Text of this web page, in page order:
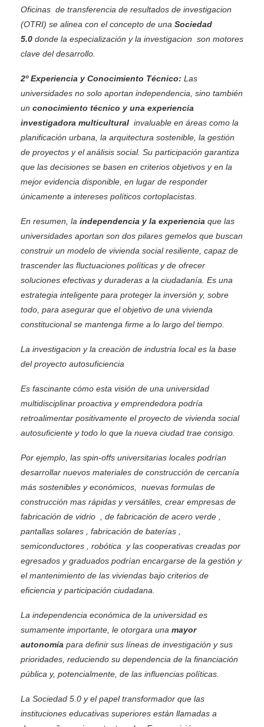
Oficinas de transferencia de resultados de investigacion
(OTRI) se alinea con el concepto de una Sociedad
5.0 donde la especialización y la investigacion son motores
clave del desarrollo.
2º Experiencia y Conocimiento Técnico: Las
universidades no solo aportan independencia, sino también
un conocimiento técnico y una experiencia
investigadora multicultural invaluable en áreas como la
planificación urbana, la arquitectura sostenible, la gestión
de proyectos y el análisis social. Su participación garantiza
que las decisiones se basen en criterios objetivos y en la
mejor evidencia disponible, en lugar de responder
únicamente a intereses políticos cortoplacistas.
En resumen, la independencia y la experiencia que las
universidades aportan son dos pilares gemelos que buscan
construir un modelo de vivienda social resiliente, capaz de
trascender las fluctuaciones políticas y de ofrecer
soluciones efectivas y duraderas a la ciudadanía. Es una
estrategia inteligente para proteger la inversión y, sobre
todo, para asegurar que el objetivo de una vivienda
constitucional se mantenga firme a lo largo del tiempo.
La investigacion y la creación de industria local es la base
del proyecto autosuficiencia
Es fascinante cómo esta visión de una universidad
multidisciplinar proactiva y emprendedora podría
retroalimentar positivamente el proyecto de vivienda social
autosuficiente y todo lo que la nueva ciudad trae consigo.
Por ejemplo, las spin-offs universitarias locales podrían
desarrollar nuevos materiales de construcción de cercanía
más sostenibles y económicos, nuevas formulas de
construcción mas rápidas y versátiles, crear empresas de
fabricación de vidrio , de fabricación de acero verde ,
pantallas solares , fabricación de baterías ,
semiconductores , robótica y las cooperativas creadas por
egresados y graduados podrían encargarse de la gestión y
el mantenimiento de las viviendas bajo criterios de
eficiencia y participación ciudadana.
La independencia económica de la universidad es
sumamente importante, le otorgara una mayor
autonomía para definir sus líneas de investigación y sus
prioridades, reduciendo su dependencia de la financiación
pública y, potencialmente, de las influencias políticas.
La Sociedad 5.0 y el papel transformador que las
instituciones educativas superiores están llamadas a